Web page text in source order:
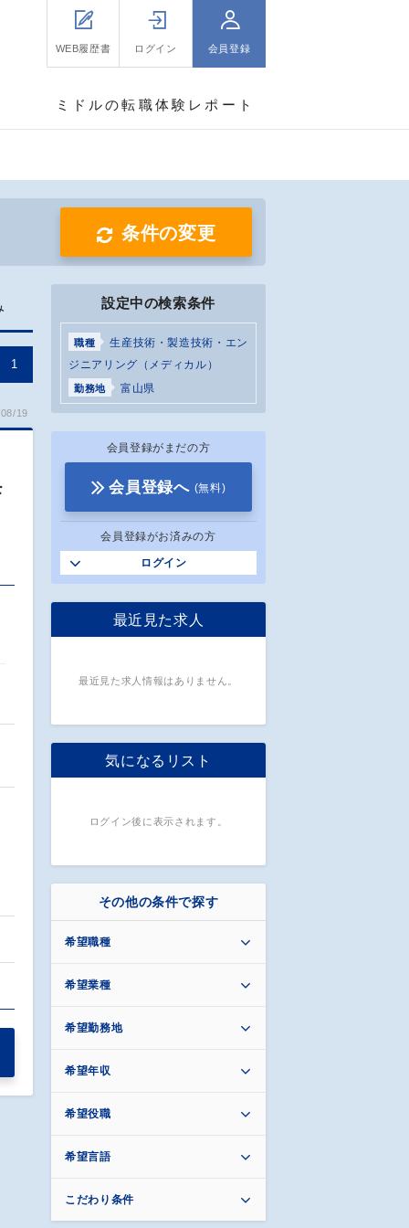
WEB履歴書 ログイン 会員登録
ミドルの転職体験レポート
条件の変更
1
19
設定中の検索条件
職種
生産技術・製造技術・エン
ジニアリング（メディカル）
勤務地 富山県
会員登録がまだの方
会員登録へ (無料)
会員登録がお済みの方
ログイン
最近見た求人
最近見た求人情報はありません。
気になるリスト
ログイン後に表示されます。
その他の条件で探す
希望職種
希望業種
希望勤務地
希望年収
希望役職
希望言語
こだわり条件